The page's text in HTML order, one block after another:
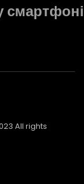
смартфоні
All rights